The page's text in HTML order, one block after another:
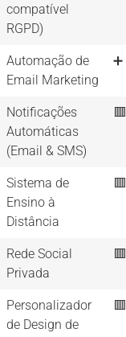
compatível
RGPD)
Automação de
Email Marketing
➕
Notificações
Automáticas
(Email & SMS)
🟥
Sistema de
Ensino à
Distância
🟥
Rede Social
Privada
🟥
Personalizador
de Design de
🟥